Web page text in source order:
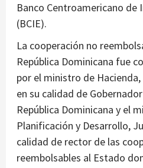
Banco Centroamericano de
(BCIE).
La cooperación no
República Dominicana fue
por el ministro de
en su calidad de
República Dominicana y el
Planificación y Desarrollo,
calidad de rector de las
reembolsables al Estado